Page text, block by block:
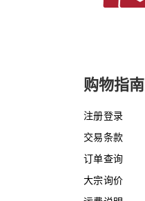
购物指南
注册登录
交易条款
订单查询
大宗询价